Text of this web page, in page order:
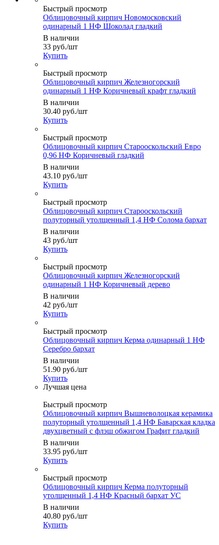
Быстрый просмотр
Облицовочный кирпич Новомосковский
одинарный 1 НФ Шоколад гладкий
В наличии
33 руб./шт
Купить
Быстрый просмотр
Облицовочный кирпич Железногорский
одинарный 1 НФ Коричневый крафт гладкий
В наличии
30.40 руб./шт
Купить
Быстрый просмотр
Облицовочный кирпич Старооскольский Евро
0,96 НФ Коричневый гладкий
В наличии
43.10 руб./шт
Купить
Быстрый просмотр
Облицовочный кирпич Старооскольский
полуторный утолщенный 1,4 НФ Солома бархат
В наличии
43 руб./шт
Купить
Быстрый просмотр
Облицовочный кирпич Железногорский
одинарный 1 НФ Коричневый дерево
В наличии
42 руб./шт
Купить
Быстрый просмотр
Облицовочный кирпич Керма одинарный 1 НФ
Серебро бархат
В наличии
51.90 руб./шт
Купить
Быстрый просмотр
Облицовочный кирпич Вышневолоцкая керамика
полуторный утолщенный 1,4 НФ Баварская кладка
двухцветный с флэш обжигом Графит гладкий
В наличии
33.95 руб./шт
Купить
Быстрый просмотр
Облицовочный кирпич Керма полуторный
утолщенный 1,4 НФ Красный бархат УС
В наличии
40.80 руб./шт
Купить